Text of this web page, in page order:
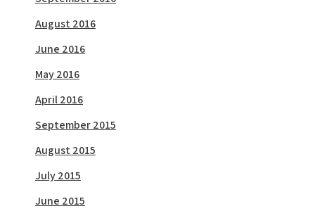
August 2016
June 2016
May 2016
April 2016
September 2015
August 2015
July 2015
June 2015